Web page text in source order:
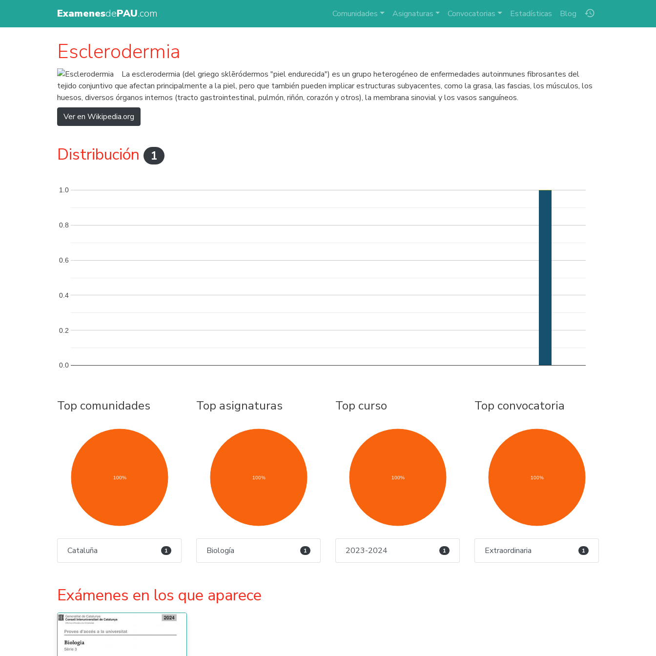
ExamenesdePAU.com history
Comunidades Asignaturas Convocatorias Estadísticas Blog
Esclerodermia
La esclerodermia (del griego sklēródermos "piel endurecida") es un grupo heterogéneo de enfermedades autoinmunes fibrosantes del
tejido conjuntivo que afectan principalmente a la piel, pero que también pueden implicar estructuras subyacentes, como la grasa, las fascias, los músculos, los
huesos, diversos órganos internos (tracto gastrointestinal, pulmón, riñón, corazón y otros), la membrana sinovial y los vasos sanguíneos.
Ver en Wikipedia.org
Distribución 1
0.0
0.2
0.4
0.6
0.8
1.0
Top comunidades
100%
Cataluña 1
Top asignaturas
100%
Biología 1
Top curso
100%
2023-2024 1
Top convocatoria
100%
Extraordinaria 1
Exámenes en los que aparece